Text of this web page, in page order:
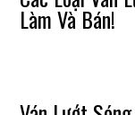
Làm Và Bán!